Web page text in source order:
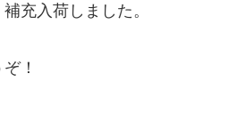
充入荷しました。
！